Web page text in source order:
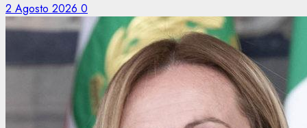
2 Agosto 2026 0